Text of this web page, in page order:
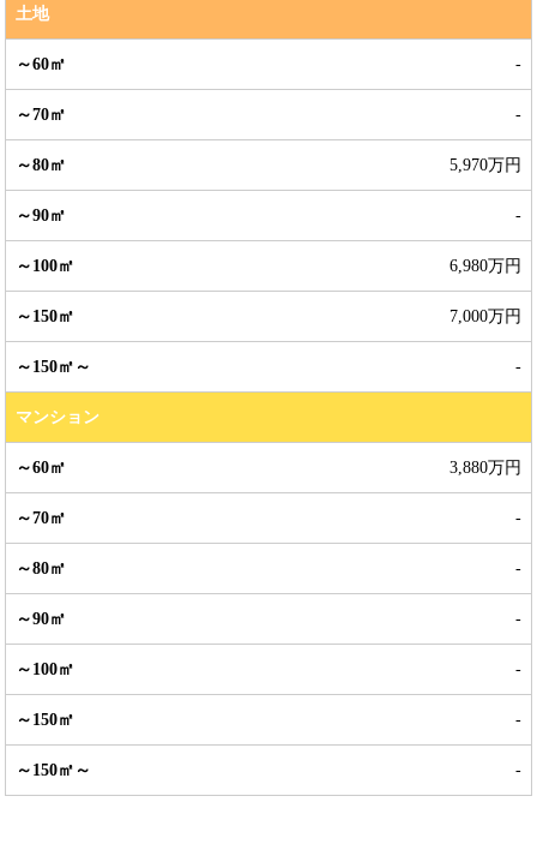
土地
-
-
5,970万円
-
6,980万円
7,000万円
-
マンション
3,880万円
-
-
-
-
-
-